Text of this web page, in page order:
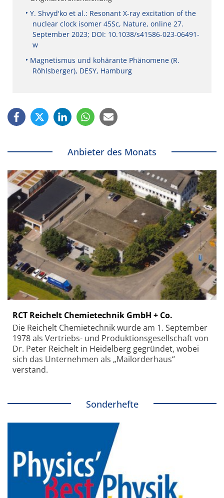
Y. Shvyd'ko et al.: Resonant X-ray excitation of the
nuclear clock isomer 45Sc, Nature, online 27.
September 2023; DOI: 10.1038/s41586-023-06491-
w
Magnetismus und kohärante Phänomene (R.
Röhlsberger), DESY, Hamburg
Anbieter des Monats
RCT Reichelt Chemietechnik GmbH + Co.
Die Reichelt Chemietechnik wurde am 1. September
1978 als Vertriebs- und Produktionsgesellschaft von
Dr. Peter Reichelt in Heidelberg gegründet, wobei
sich das Unternehmen als „Mailorderhaus“
verstand.
Sonderhefte